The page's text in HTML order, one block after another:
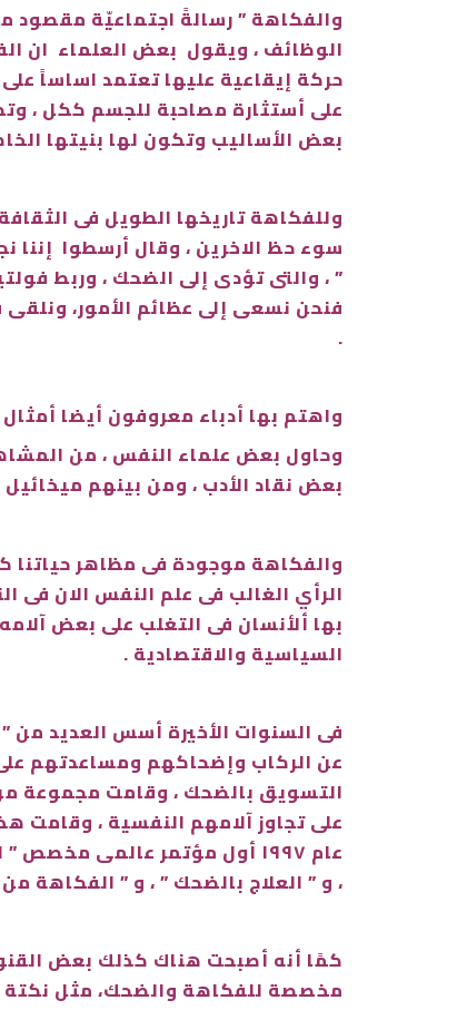
والفكاهة ” رسالةً اجتماعيّة مقصود
الوظائف ، ويقول بعض العلماء ان
حركة إيقاعية عليها تعتمد اساساً
على أستثارة مصاحبة للجسم ككل ،
بعض الأساليب وتكون لها بنيتها
وللفكاهة تاريخها الطويل فى
سوء حظ الاخرين ، وقال أرسطوا إننا
” ، والتى تؤدى إلى الضحك ، وربط
فنحن نسعى إلى عظائم الأمور،
.
واهتم بها أدباء معروفون أيضا
وحاول بعض علماء النفس ، من
بعض نقاد الأدب ، ومن بينهم ميخائيل
والفكاهة موجودة فى مظاهر حياتنا
بها ألأنسان فى التغلب على بعض
السياسية والاقتصادية .
فى السنوات الأخيرة أسس العديد من
عن الركاب وإضحاكهم ومساعدتهم على
التسويق بالضحك ، وقامت مجموعة
على تجاوز آلامهم النفسية ، وقامت
عام ١٩٩٧ أول مؤتمر عالمى
، و ” العلاج بالضحك ” ، و ” الفكاهة
كمًا أنه أصبحت هناك كذلك بعض
مخصصة للفكاهة والضحك، مثل نكتة